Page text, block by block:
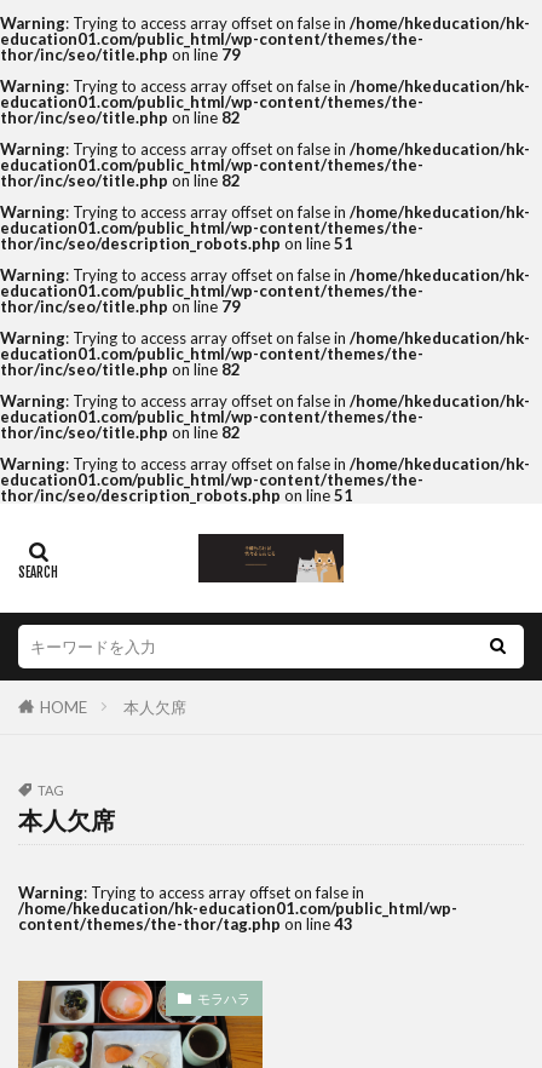
Warning: Trying to access array offset on false in /home/hkeducation/hk-
education01.com/public_html/wp-content/themes/the-
thor/inc/seo/title.php on line 79
Warning: Trying to access array offset on false in /home/hkeducation/hk-
education01.com/public_html/wp-content/themes/the-
thor/inc/seo/title.php on line 82
Warning: Trying to access array offset on false in /home/hkeducation/hk-
education01.com/public_html/wp-content/themes/the-
thor/inc/seo/title.php on line 82
Warning: Trying to access array offset on false in /home/hkeducation/hk-
education01.com/public_html/wp-content/themes/the-
thor/inc/seo/description_robots.php on line51
Warning: Trying to access array offset on false in /home/hkeducation/hk-
education01.com/public_html/wp-content/themes/the-
thor/inc/seo/title.php on line 79
Warning: Trying to access array offset on false in /home/hkeducation/hk-
education01.com/public_html/wp-content/themes/the-
thor/inc/seo/title.php on line 82
Warning: Trying to access array offset on false in /home/hkeducation/hk-
education01.com/public_html/wp-content/themes/the-
thor/inc/seo/title.php on line 82
Warning: Trying to access array offset on false in /home/hkeducation/hk-
education01.com/public_html/wp-content/themes/the-
thor/inc/seo/description_robots.php on line51
HOME 本人欠席
TAG
本人欠席
Warning: Trying to access array offset on false in
/home/hkeducation/hk-education01.com/public_html/wp-
content/themes/the-thor/tag.php on line43
モラハラ